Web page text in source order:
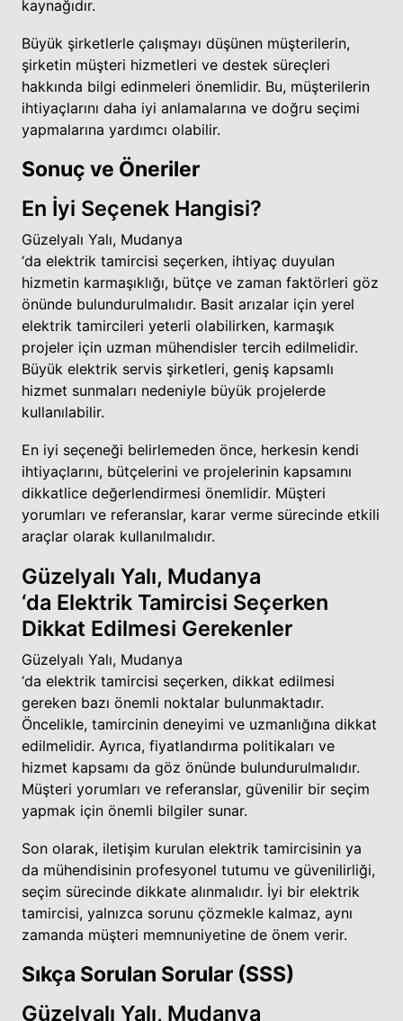
kaynağıdır.
Büyük şirketlerle çalışmayı düşünen müşterilerin,
şirketin müşteri hizmetleri ve destek süreçleri
hakkında bilgi edinmeleri önemlidir. Bu, müşterilerin
ihtiyaçlarını daha iyi anlamalarına ve doğru seçimi
yapmalarına yardımcı olabilir.
Sonuç ve Öneriler
En İyi Seçenek Hangisi?
Güzelyalı Yalı, Mudanya
‘da elektrik tamircisi seçerken, ihtiyaç duyulan
hizmetin karmaşıklığı, bütçe ve zaman faktörleri göz
önünde bulundurulmalıdır. Basit arızalar için yerel
elektrik tamircileri yeterli olabilirken, karmaşık
projeler için uzman mühendisler tercih edilmelidir.
Büyük elektrik servis şirketleri, geniş kapsamlı
hizmet sunmaları nedeniyle büyük projelerde
kullanılabilir.
En iyi seçeneği belirlemeden önce, herkesin kendi
ihtiyaçlarını, bütçelerini ve projelerinin kapsamını
dikkatlice değerlendirmesi önemlidir. Müşteri
yorumları ve referanslar, karar verme sürecinde etkili
araçlar olarak kullanılmalıdır.
Güzelyalı Yalı, Mudanya
‘da Elektrik Tamircisi Seçerken
Dikkat Edilmesi Gerekenler
Güzelyalı Yalı, Mudanya
‘da elektrik tamircisi seçerken, dikkat edilmesi
gereken bazı önemli noktalar bulunmaktadır.
Öncelikle, tamircinin deneyimi ve uzmanlığına dikkat
edilmelidir. Ayrıca, fiyatlandırma politikaları ve
hizmet kapsamı da göz önünde bulundurulmalıdır.
Müşteri yorumları ve referanslar, güvenilir bir seçim
yapmak için önemli bilgiler sunar.
Son olarak, iletişim kurulan elektrik tamircisinin ya
da mühendisinin profesyonel tutumu ve güvenilirliği,
seçim sürecinde dikkate alınmalıdır. İyi bir elektrik
tamircisi, yalnızca sorunu çözmekle kalmaz, aynı
zamanda müşteri memnuniyetine de önem verir.
Sıkça Sorulan Sorular (SSS)
Güzelyalı Yalı, Mudanya